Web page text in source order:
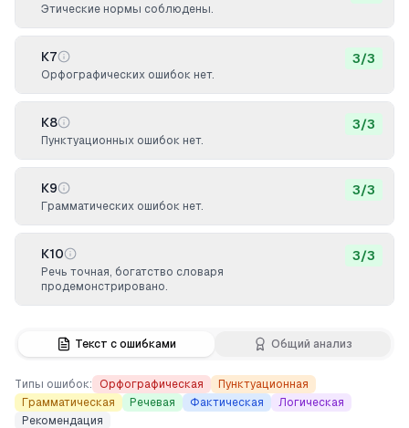
Текст с ошибками Общий анализ
Типы ошибок: Орфографическая
Пунктуационная
Грамматическая
Речевая Фактическая
Логическая
Рекомендация
Этические нормы соблюдены.
К7
Орфографических ошибок нет.
3/3
К8
Пунктуационных ошибок нет.
3/3
К9
Грамматических ошибок нет.
3/3
К10
Речь точная, богатство словаря
продемонстрировано.
3/3